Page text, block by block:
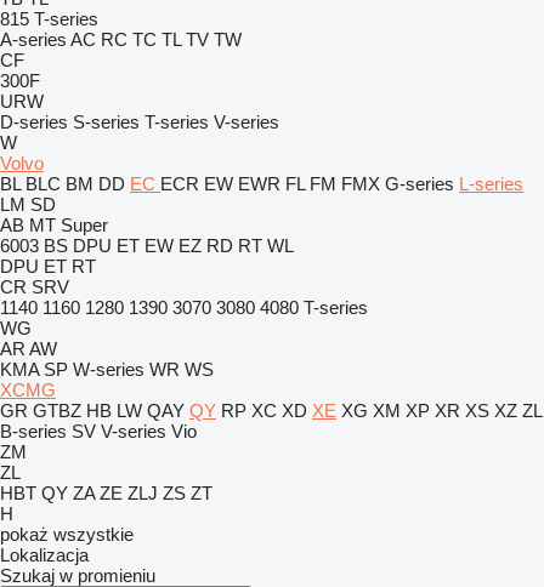
815 T-series
A-series AC RC TC TL TV TW
CF
300F
URW
D-series S-series T-series V-series
W
Volvo
BL BLC BM DD EC ECR EW EWR FL FM FMX G-series L-series
LM SD
AB MT Super
6003 BS DPU ET EW EZ RD RT WL
DPU ET RT
CR SRV
1140 1160 1280 1390 3070 3080 4080 T-series
WG
AR AW
KMA SP W-series WR WS
XCMG
GR GTBZ HB LW QAY QY RP XC XD XE XG XM XP XR XS XZ ZL
B-series SV V-series Vio
ZM
ZL
HBT QY ZA ZE ZLJ ZS ZT
H
pokaż wszystkie
Lokalizacja
Szukaj w promieniu